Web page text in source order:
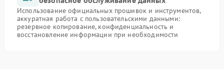
Использование официальных прошивок и инструментов,
аккуратная работа с пользовательскими данными:
резервное копирование, конфиденциальность и
восстановление информации при необходимости